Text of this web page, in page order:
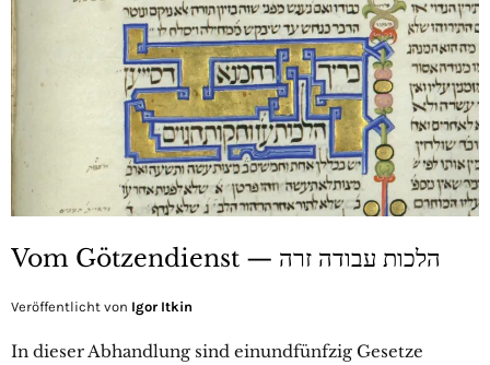
Vom Götzendienst — הלכות עבודה זרה
Veröffentlicht von Igor Itkin
In dieser Abhandlung sind einundfünfzig Gesetze